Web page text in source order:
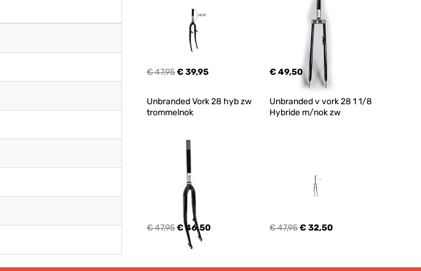
€ 47,95€ 39,95 € 49,50
Unbranded Vork 28 hyb zw
trommelnok
€ 47,95€ 46,50
Unbranded v vork 28 1 1/8
Hybride m/nok zw
€ 47,95€ 32,50